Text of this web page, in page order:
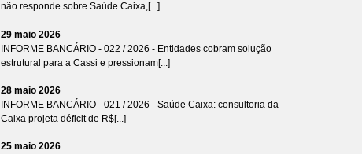
não responde sobre Saúde Caixa,[...]
29 maio 2026
INFORME BANCÁRIO - 022 / 2026 - Entidades cobram solução
estrutural para a Cassi e pressionam[...]
28 maio 2026
INFORME BANCÁRIO - 021 / 2026 - Saúde Caixa: consultoria da
Caixa projeta déficit de R$[...]
25 maio 2026